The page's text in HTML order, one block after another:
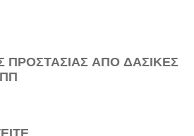
ΠΡΟΣΤΑΣΙΑΣ ΑΠΟ ΔΑΣΙΚΕΣ